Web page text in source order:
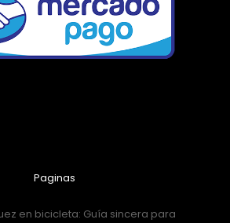
Paginas
en bicicleta: Guía sincera para